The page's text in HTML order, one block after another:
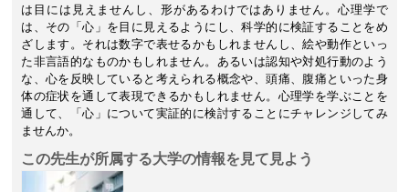
は目には見えませんし、形があるわけではありません。心理学で
は、その「心」を目に見えるようにし、科学的に検証することをめ
ざします。それは数字で表せるかもしれませんし、絵や動作といっ
た非言語的なものかもしれません。あるいは認知や対処行動のよう
な、心を反映していると考えられる概念や、頭痛、腹痛といった身
体の症状を通して表現できるかもしれません。心理学を学ぶことを
通して、「心」について実証的に検討することにチャレンジしてみ
ませんか。
この先生が所属する大学の情報を見て見よう